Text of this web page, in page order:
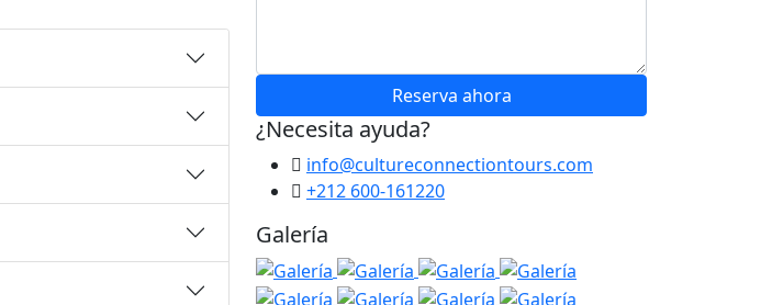
Reserva ahora
¿Necesita ayuda?
info@cultureconnectiontours.com
+212 600-161220
Galería